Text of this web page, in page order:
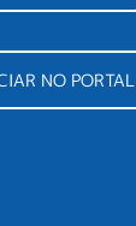
NO PORTAL